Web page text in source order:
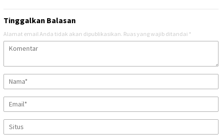
Tinggalkan Balasan
Alamat email Anda tidak akan dipublikasikan. Ruas yang wajib ditandai *